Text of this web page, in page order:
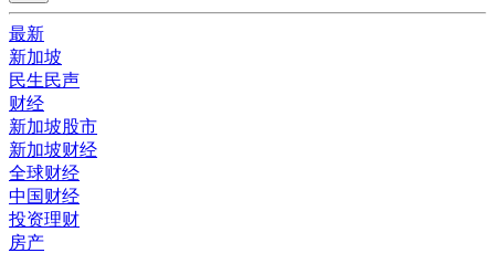
最新
新加坡
民生民声
财经
新加坡股市
新加坡财经
全球财经
中国财经
投资理财
房产